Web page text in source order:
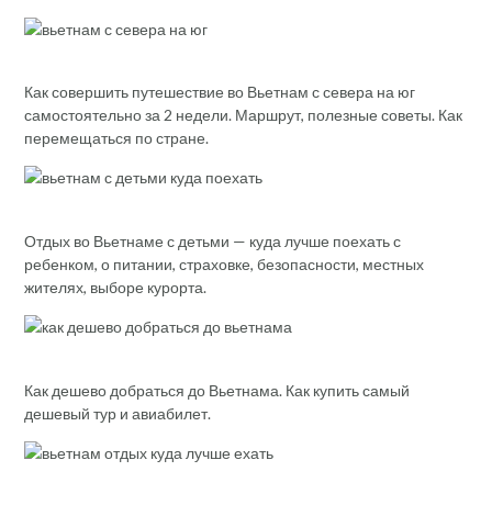
Как совершить путешествие во Вьетнам с севера на юг
самостоятельно за 2 недели. Маршрут, полезные советы. Как
перемещаться по стране.
Отдых во Вьетнаме с детьми — куда лучше поехать с
ребенком, о питании, страховке, безопасности, местных
жителях, выборе курорта.
Как дешево добраться до Вьетнама. Как купить самый
дешевый тур и авиабилет.